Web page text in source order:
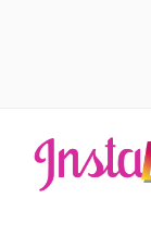
contenuto